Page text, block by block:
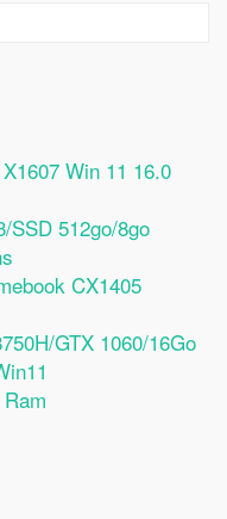
Win 11 16.0
SSD 512go/8go
CX1405
GTX 1060/16Go